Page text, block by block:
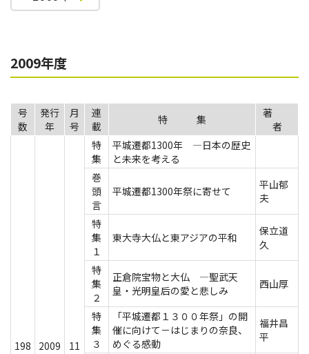
2009年度
号
数
発行
年
月
号
連
載
特 集
著
者
198 2009 11
特
集
平城遷都1300年 ―日本の歴史
と未来を考える
巻
頭
言
平城遷都1300年祭に寄せて
平山郁
夫
特
集
１
東大寺大仏と東アジアの平和
保立道
久
特
集
２
正倉院宝物と大仏 ―聖武天
皇・光明皇后の愛と悲しみ
西山厚
特
集
３
「平城遷都１３００年祭」の開
催に向けて－はじまりの奈良、
めぐる感動
福井昌
平